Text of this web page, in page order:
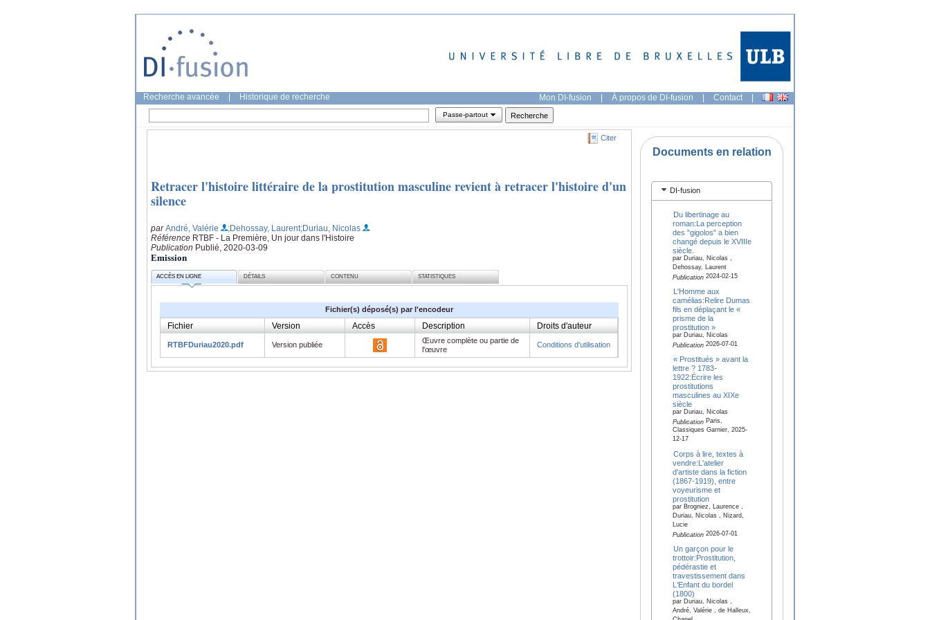
Recherche avancée Historique de recherche Mon DI-fusion | À propos de DI-fusion | Contact |
Passe-partout
Citer
Retracer l'histoire littéraire de la prostitution masculine revient à retracer l'histoire d'un
silence
parAndré, Valérie ;Dehossay, Laurent;Duriau, Nicolas
Référence RTBF - La Première, Un jour dans l'Histoire
Publication Publié, 2020-03-09
Emission
ACCÈS EN LIGNE DÉTAILS CONTENU STATISTIQUES
Fichier(s) déposé(s) par l'encodeur
Fichier Version Accès Description Droits d'auteur
RTBFDuriau2020.pdf Version publiée
Œuvre complète ou partie de
l'œuvre
Conditions d'utilisation
Documents en relation
DI-fusion
Du libertinage au
roman:La perception
des "gigolos" a bien
changé depuis le XVIIIe
siècle.
par Duriau, Nicolas ,
Dehossay, Laurent
Publication2024-02-15
L'Homme aux
camélias:Relire Dumas
fils en déplaçant le «
prisme de la
prostitution »
par Duriau, Nicolas
Publication2026-07-01
« Prostitués » avant la
lettre ? 1783-
1922:Écrire les
prostitutions
masculines au XIXe
siècle
par Duriau, Nicolas
PublicationParis,
Classiques Garnier, 2025-
12-17
Corps à lire, textes à
vendre:L'atelier
d'artiste dans la fiction
(1867-1919), entre
voyeurisme et
prostitution
par Brogniez, Laurence ,
Duriau, Nicolas , Nizard,
Lucie
Publication2026-07-01
Un garçon pour le
trottoir:Prostitution,
pédérastie et
travestissement dans
L'Enfant du bordel
(1800)
par Duriau, Nicolas ,
André, Valérie , de Halleux,